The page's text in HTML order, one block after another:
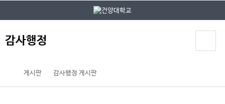
감사행정
게시판 감사행정 게시판